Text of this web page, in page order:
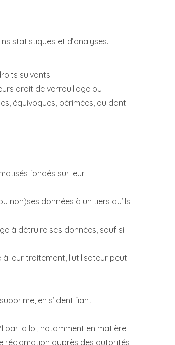
statistiques et d’analyses.
suivants :
droit de verrouillage ou
équivoques, périmées, ou dont
fondés sur leur
non)ses données à un tiers qu’ils
à détruire ses données, sauf si
à leur traitement, l’utilisateur peut
en s’identifiant
par la loi, notamment en matière
réclamation auprès des autorités